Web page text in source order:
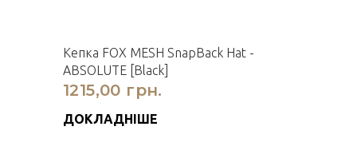
Кепка FOX MESH SnapBack Hat -
ABSOLUTE [Black]
1215,00 грн.
ДОКЛАДНІШЕ